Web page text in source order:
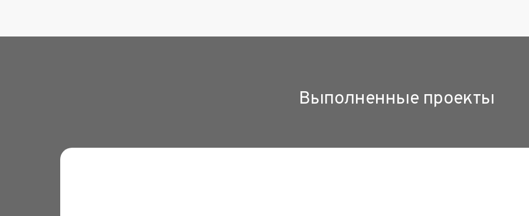
Выполненные проекты